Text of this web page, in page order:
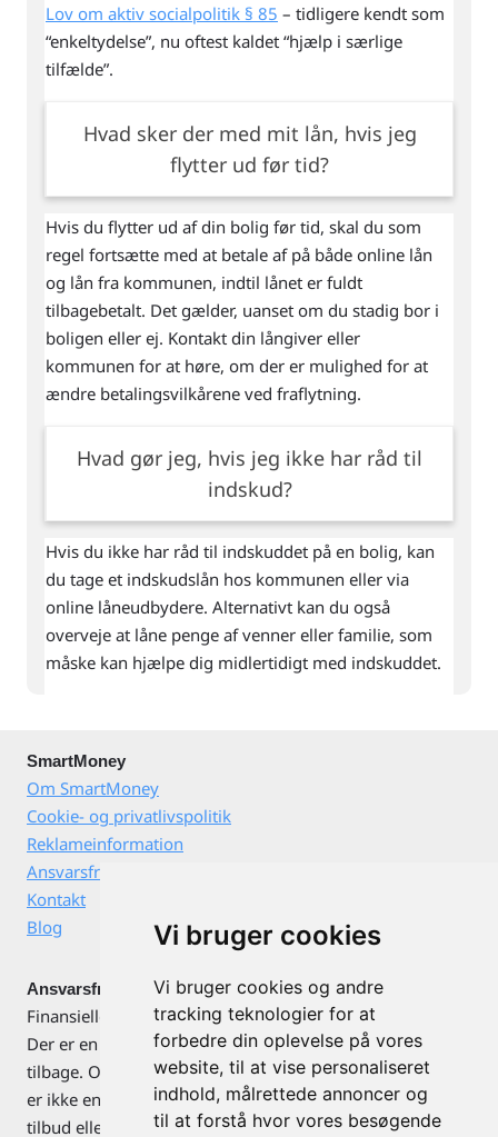
Vi bruger cookies
Vi bruger cookies og andre
tracking teknologier for at
forbedre din oplevelse på vores
website, til at vise personaliseret
indhold, målrettede annoncer og
til at forstå hvor vores besøgende
Lov om aktiv socialpolitik § 85 – tidligere kendt som
“enkeltydelse”, nu oftest kaldet “hjælp i særlige
tilfælde”.
Hvad sker der med mit lån, hvis jeg
flytter ud før tid?
Hvis du flytter ud af din bolig før tid, skal du som
regel fortsætte med at betale af på både online lån
og lån fra kommunen, indtil lånet er fuldt
tilbagebetalt. Det gælder, uanset om du stadig bor i
boligen eller ej. Kontakt din långiver eller
kommunen for at høre, om der er mulighed for at
ændre betalingsvilkårene ved fraflytning.
Hvad gør jeg, hvis jeg ikke har råd til
indskud?
Hvis du ikke har råd til indskuddet på en bolig, kan
du tage et indskudslån hos kommunen eller via
online låneudbydere. Alternativt kan du også
overveje at låne penge af venner eller familie, som
måske kan hjælpe dig midlertidigt med indskuddet.
SmartMoney
Om SmartMoney
Cookie- og privatlivspolitik
Reklameinformation
Ansvarsfraskrivelse
Kontakt
Blog
Ansvarsfraskrivelse
Finansielle instrumenter kan både stige og falde i værdi.
Der er en risiko for, at du ikke får de investerede penge
tilbage. Omtale af konkrete værdipapirer og investeringer
er ikke en anbefaling vedrørende disse, og er ikke et
tilbud eller opfordring til tilbud om køb eller salg.